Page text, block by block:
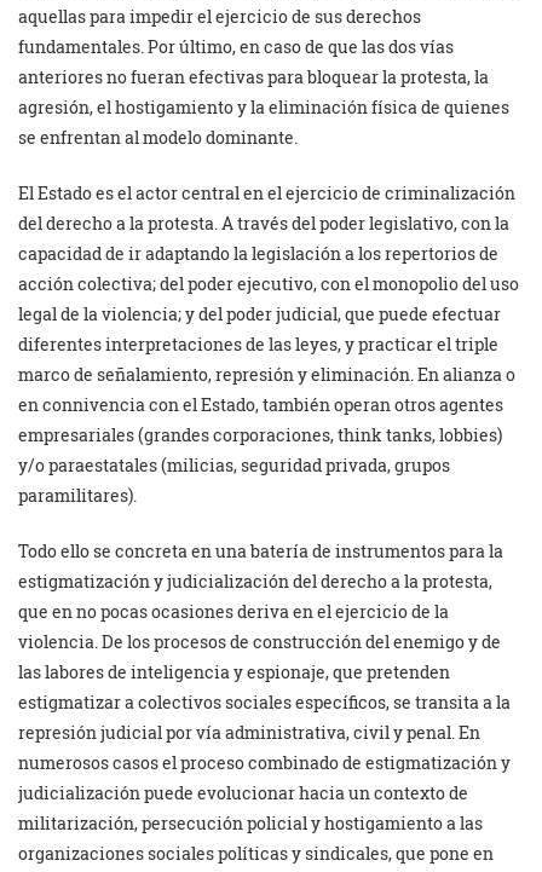
aquellas para impedir el ejercicio de sus derechos
fundamentales. Por último, en caso de que las dos vías
anteriores no fueran efectivas para bloquear la protesta, la
agresión, el hostigamiento y la eliminación física de quienes
se enfrentan al modelo dominante.
El Estado es el actor central en el ejercicio de criminalización
del derecho a la protesta. A través del poder legislativo, con la
capacidad de ir adaptando la legislación a los repertorios de
acción colectiva; del poder ejecutivo, con el monopolio del uso
legal de la violencia; y del poder judicial, que puede efectuar
diferentes interpretaciones de las leyes, y practicar el triple
marco de señalamiento, represión y eliminación. En alianza o
en connivencia con el Estado, también operan otros agentes
empresariales (grandes corporaciones, think tanks, lobbies)
y/o paraestatales (milicias, seguridad privada, grupos
paramilitares).
Todo ello se concreta en una batería de instrumentos para la
estigmatización y judicialización del derecho a la protesta,
que en no pocas ocasiones deriva en el ejercicio de la
violencia. De los procesos de construcción del enemigo y de
las labores de inteligencia y espionaje, que pretenden
estigmatizar a colectivos sociales específicos, se transita a la
represión judicial por vía administrativa, civil y penal. En
numerosos casos el proceso combinado de estigmatización y
judicialización puede evolucionar hacia un contexto de
militarización, persecución policial y hostigamiento a las
organizaciones sociales políticas y sindicales, que pone en